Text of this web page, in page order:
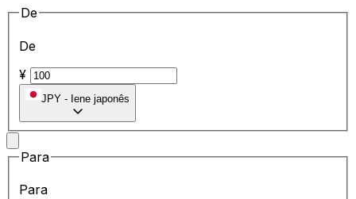
De
De
¥
JPY - Iene japonês
Para
Para